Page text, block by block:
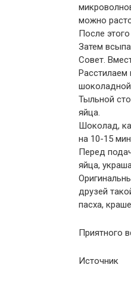
можно
После
Затем
Совет.
Расстилаем
Тыльной
яйца.
Шоколад,
на 10-15
Перед
яйца,
друзей
пасха,
Приятного
Источник